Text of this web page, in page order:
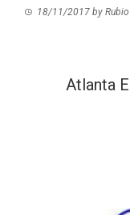
18/11/2017 by
Atlanta